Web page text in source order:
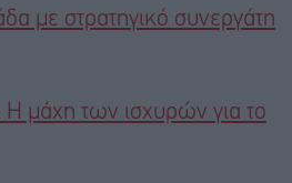
με στρατηγικό συνεργάτη
Η μάχη των ισχυρών για τo